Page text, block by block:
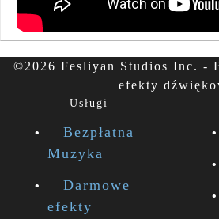
©2026 Fesliyan Studios Inc. -
efekty
Usługi
Bezpłatna
Muzyka
Darmowe
efekty